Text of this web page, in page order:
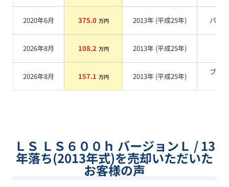
2020年6月 375.0 万円 2013年 (平成25年) パール
2026年8月 108.2 万円 2013年 (平成25年)
2026年8月 157.1 万円 2013年 (平成25年)
ブラ
ＬＳ ＬＳ６００ｈ バージョンＬ / 13
年落ち(2013年式)を売却いただいた
お客様の声